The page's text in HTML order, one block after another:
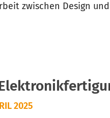
zwischen Design
2025